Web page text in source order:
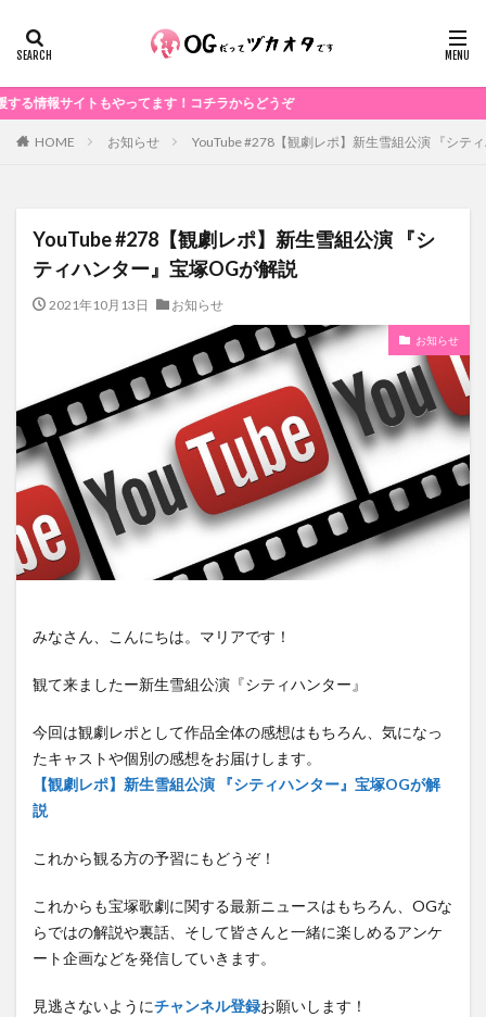
トもやってます！コチラからどうぞ
HOME お知らせ YouTube #278【観劇レポ】新生雪組公演 『シテ
YouTube #278【観劇レポ】新生雪組公演 『シ
ティハンター』宝塚OGが解説
2021年10月13日 お知らせ
お知らせ
みなさん、こんにちは。マリアです！
観て来ましたー新生雪組公演『シティハンター』
今回は観劇レポとして作品全体の感想はもちろん、気になっ
たキャストや個別の感想をお届けします。
【観劇レポ】新生雪組公演 『シティハンター』宝塚OGが解
説
これから観る方の予習にもどうぞ！
これからも宝塚歌劇に関する最新ニュースはもちろん、OGな
らではの解説や裏話、そして皆さんと一緒に楽しめるアンケ
ート企画などを発信していきます。
見逃さないようにチャンネル登録お願いします！